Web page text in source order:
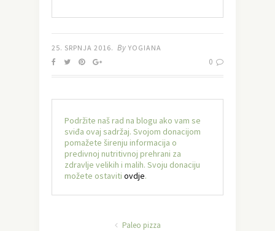
25. SRPNJA 2016. By YOGIANA
0
Podržite naš rad na blogu ako vam se
sviđa ovaj sadržaj. Svojom donacijom
pomažete širenju informacija o
predivnoj nutritivnoj prehrani za
zdravlje velikih i malih. Svoju donaciju
možete ostaviti ovdje.
Paleo pizza